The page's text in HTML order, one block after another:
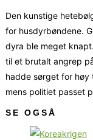
Den kunstige
for husdyrbøndene.
dyra ble meget
til et brutalt angrep
hadde sørget for høy
mens politiet passet
SE OGSÅ